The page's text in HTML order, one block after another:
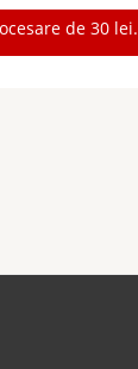
de 30 lei.